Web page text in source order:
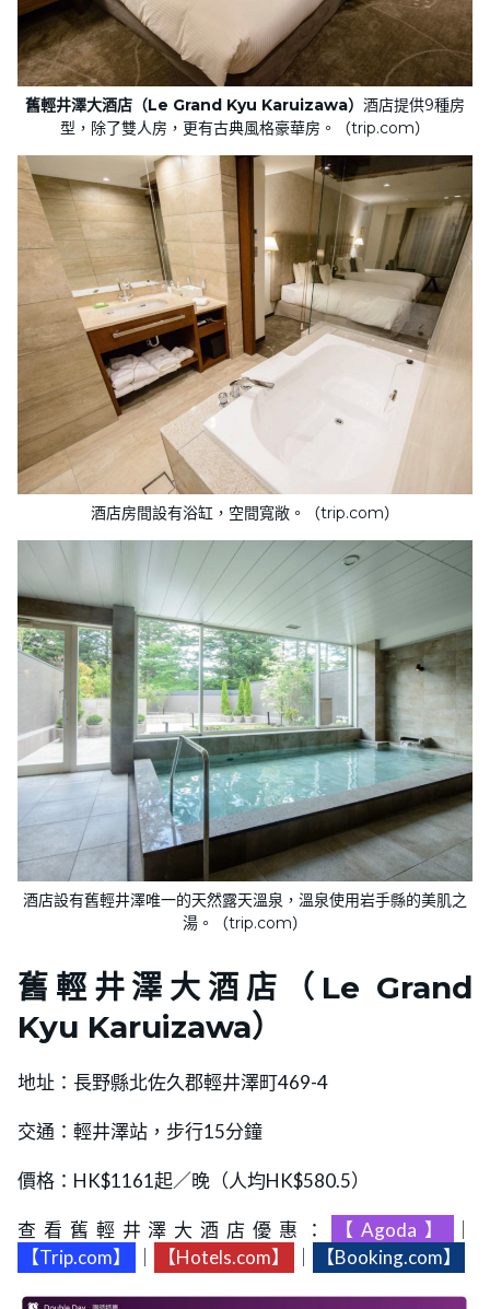
舊輕井澤大酒店（Le Grand Kyu Karuizawa） 酒店提供9種房
型，除了雙人房，更有古典風格豪華房。（trip.com）
酒店房間設有浴缸，空間寬敞。（trip.com）
酒店設有舊輕井澤唯一的天然露天溫泉，溫泉使用岩手縣的美肌之
湯。（trip.com）
舊輕井澤大酒店（Le Grand
Kyu Karuizawa）
地址：長野縣北佐久郡輕井澤町469-4
交通：輕井澤站，步行15分鐘
價格：HK$1161起／晚（人均HK$580.5）
查看舊輕井澤大酒店優惠： 【Agoda】
【Trip.com】
【Hotels.com】 【Booking.com】